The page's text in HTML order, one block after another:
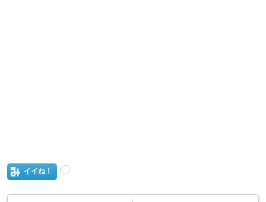
イイね！